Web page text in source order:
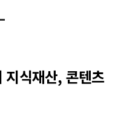
지식재산, 콘텐츠